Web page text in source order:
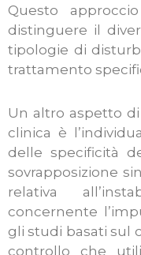
Questo
distinguere il
tipologie di
trattamento
Un altro aspetto
clinica è
delle specificità
sovrapposizione
relativa
concernente
gli studi basati sul
controllo che